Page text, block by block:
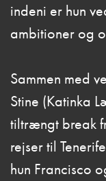
indeni er hun
ambitioner og
Sammen med
Stine (Katinka
tiltrængt break
rejser til
hun Francisco